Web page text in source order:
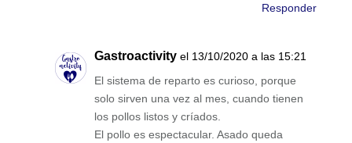
Responder
Gastroactivity el 13/10/2020 a las 15:21
El sistema de reparto es curioso, porque
solo sirven una vez al mes, cuando tienen
los pollos listos y críados.
El pollo es espectacular. Asado queda